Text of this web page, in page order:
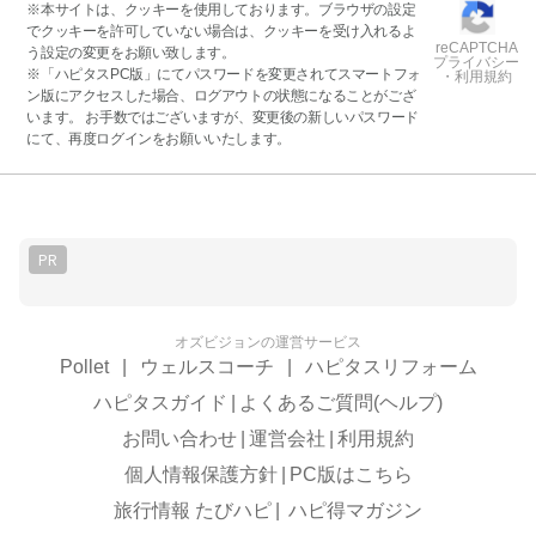
※本サイトは、クッキーを使用しております。ブラウザの設定
でクッキーを許可していない場合は、クッキーを受け入れるよ
う設定の変更をお願い致します。
※「ハピタスPC版」にてパスワードを変更されてスマートフォ
ン版にアクセスした場合、ログアウトの状態になることがござ
います。 お手数ではございますが、変更後の新しいパスワード
にて、再度ログインをお願いいたします。
reCAPTCHA
プライバシー
・利用規約
PR
オズビジョンの運営サービス
Pollet ウェルスコーチ
ハピタスリフォーム
ハピタスガイド
よくあるご質問(ヘルプ)
お問い合わせ 運営会社
利用規約
個人情報保護方針
PC版はこちら
旅行情報 たびハピ
ハピ得マガジン